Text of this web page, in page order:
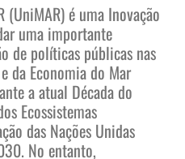
(UniMAR) é uma Inovação
uma importante
de políticas públicas nas
da Economia do Mar
a atual Década do
Ecossistemas
das Nações Unidas
No entanto,